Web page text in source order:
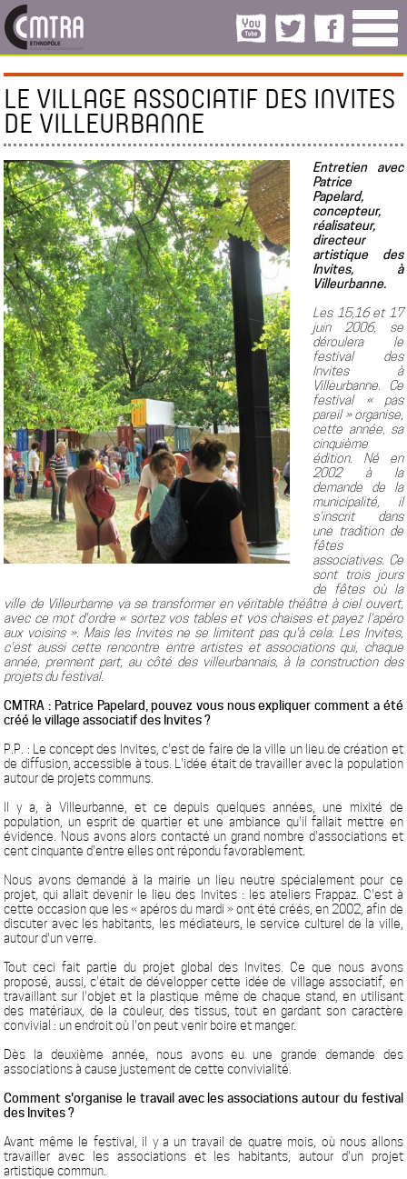
LE VILLAGE ASSOCIATIF DES INVITES
DE VILLEURBANNE
Entretien avec
Patrice
Papelard,
concepteur,
réalisateur,
directeur
artistique des
Invites, à
Villeurbanne.
Les 15,16 et 17
juin 2006, se
déroulera le
festival des
Invites à
Villeurbanne. Ce
festival « pas
pareil » organise,
cette année, sa
cinquième
édition. Né en
2002 à la
demande de la
municipalité, il
s'inscrit dans
une tradition de
fêtes
associatives. Ce
sont trois jours
de fêtes où la
ville de Villeurbanne va se transformer en véritable théâtre à ciel ouvert,
avec ce mot d'ordre « sortez vos tables et vos chaises et payez l'apéro
aux voisins ». Mais les Invites ne se limitent pas qu'à cela. Les Invites,
c'est aussi cette rencontre entre artistes et associations qui, chaque
année, prennent part, au côté des villeurbannais, à la construction des
projets du festival.
CMTRA : Patrice Papelard, pouvez vous nous expliquer comment a été
créé le village associatif des Invites ?
P.P. : Le concept des Invites, c'est de faire de la ville un lieu de création et
de diffusion, accessible à tous. L'idée était de travailler avec la population
autour de projets communs.
Il y a, à Villeurbanne, et ce depuis quelques années, une mixité de
population, un esprit de quartier et une ambiance qu'il fallait mettre en
évidence. Nous avons alors contacté un grand nombre d'associations et
cent cinquante d'entre elles ont répondu favorablement.
Nous avons demandé à la mairie un lieu neutre spécialement pour ce
projet, qui allait devenir le lieu des Invites : les ateliers Frappaz. C'est à
cette occasion que les « apéros du mardi » ont été créés, en 2002, afin de
discuter avec les habitants, les médiateurs, le service culturel de la ville,
autour d'un verre.
Tout ceci fait partie du projet global des Invites. Ce que nous avons
proposé, aussi, c'était de développer cette idée de village associatif, en
travaillant sur l'objet et la plastique même de chaque stand, en utilisant
des matériaux, de la couleur, des tissus, tout en gardant son caractère
convivial : un endroit où l'on peut venir boire et manger.
Dès la deuxième année, nous avons eu une grande demande des
associations à cause justement de cette convivialité.
Comment s'organise le travail avec les associations autour du festival
des Invites ?
Avant même le festival, il y a un travail de quatre mois, où nous allons
travailler avec les associations et les habitants, autour d'un projet
artistique commun.